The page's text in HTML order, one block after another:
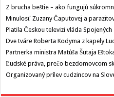
Z brucha beštie – ako fungujú
Minulosť Zuzany Čaputovej a
Platila Českou televizi vláda Spojených
Dve tváre Roberta Kodyma z kapely
Partnerka ministra Matúša Šutaja
Ľudské práva, prečo bezdomovcom
Organizovaný prílev cudzincov na